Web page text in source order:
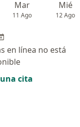
Mar
11 Ago
Mié
12 Ago
en línea no está
cita